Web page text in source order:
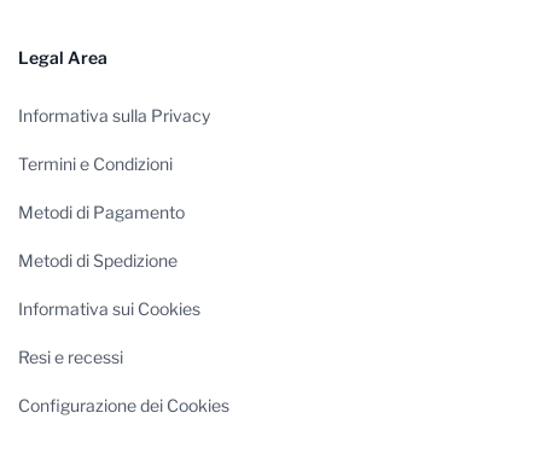
Legal Area
Informativa sulla Privacy
Termini e Condizioni
Metodi di Pagamento
Metodi di Spedizione
Informativa sui Cookies
Resi e recessi
Configurazione dei Cookies